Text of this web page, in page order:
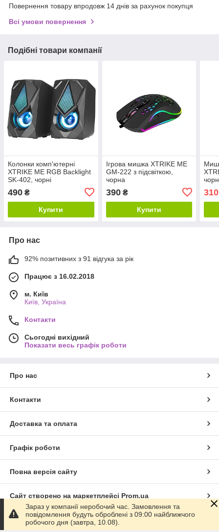
Повернення товару впродовж 14 днів за рахунок покупця
Всі умови повернення
Подібні товари компанії
Колонки комп'ютерні
XTRIKE ME RGB Backlight
SK-402, чорні
490 ₴
Купити
Ігрова мишка XTRIKE ME
GM-222 з підсвіткою,
чорна
390₴
Купити
310
Про нас
92% позитивних з 91 відгука за рік
Працює з 16.02.2018
м. Київ
Київ, Україна
Контакти
Сьогодні вихідний
Показати весь графік роботи
Про нас
Контакти
Доставка та оплата
Графік роботи
Повна версія сайту
Сайт створено на маркетплейсі Prom.ua
Політика конфіденційності
Зараз у компанії неробочий час. Замовлення та
повідомлення будуть оброблені з 09:00 найближчого
робочого дня (завтра, 10.08).